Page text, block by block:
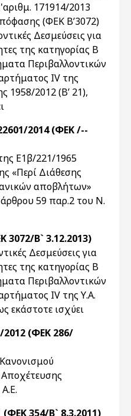
171914/2013
(ΦΕΚ Β’3072)
Δεσμεύσεις για
της κατηγορίας Β
Περιβαλλοντικών
IV της
1958/2012 (Β’ 21),
2014 (ΦΕΚ /--
Ε1β/221/1965
«Περί Διάθεσης
αποβλήτων»
59 παρ.2 του Ν.
3072/Β` 3.12.2013)
Δεσμεύσεις για
της κατηγορίας Β
Περιβαλλοντικών
ΙV της Υ.Α.
εκάστοτε ισχύει
(ΦΕΚ 286/
Αποχέτευσης
(ΦΕΚ 354/Β` 8.3.2011)